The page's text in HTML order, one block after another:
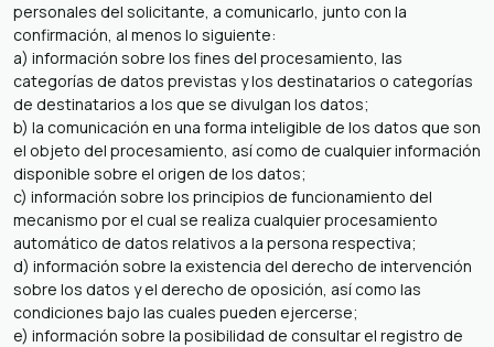
personales del solicitante, a comunicarlo, junto con la
confirmación, al menos lo siguiente:
a) información sobre los fines del procesamiento, las
categorías de datos previstas y los destinatarios o categorías
de destinatarios a los que se divulgan los datos;
b) la comunicación en una forma inteligible de los datos que son
el objeto del procesamiento, así como de cualquier información
disponible sobre el origen de los datos;
c) información sobre los principios de funcionamiento del
mecanismo por el cual se realiza cualquier procesamiento
automático de datos relativos a la persona respectiva;
d) información sobre la existencia del derecho de intervención
sobre los datos y el derecho de oposición, así como las
condiciones bajo las cuales pueden ejercerse;
e) información sobre la posibilidad de consultar el registro de